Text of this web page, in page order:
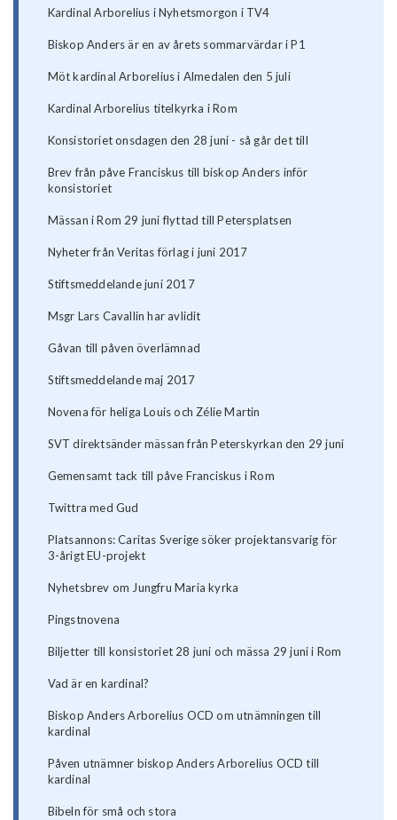
Kardinal Arborelius i Nyhetsmorgon i TV4
Biskop Anders är en av årets sommarvärdar i P1
Möt kardinal Arborelius i Almedalen den 5 juli
Kardinal Arborelius titelkyrka i Rom
Konsistoriet onsdagen den 28 juni - så går det till
Brev från påve Franciskus till biskop Anders inför
konsistoriet
Mässan i Rom 29 juni flyttad till Petersplatsen
Nyheter från Veritas förlag i juni 2017
Stiftsmeddelande juni 2017
Msgr Lars Cavallin har avlidit
Gåvan till påven överlämnad
Stiftsmeddelande maj 2017
Novena för heliga Louis och Zélie Martin
SVT direktsänder mässan från Peterskyrkan den 29 juni
Gemensamt tack till påve Franciskus i Rom
Twittra med Gud
Platsannons: Caritas Sverige söker projektansvarig för
3-årigt EU-projekt
Nyhetsbrev om Jungfru Maria kyrka
Pingstnovena
Biljetter till konsistoriet 28 juni och mässa 29 juni i Rom
Vad är en kardinal?
Biskop Anders Arborelius OCD om utnämningen till
kardinal
Påven utnämner biskop Anders Arborelius OCD till
kardinal
Bibeln för små och stora